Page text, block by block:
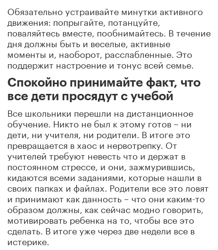
Обязательно устраивайте минутки активного
движения: попрыгайте, потанцуйте,
поваляйтесь вместе, пообнимайтесь. В течение
дня должны быть и веселые, активные
моменты и, наоборот, расслабленные. Это
поддержит настроение и тонус всей семье.
Спокойно принимайте факт, что
все дети просядут с учебой
Все школьники перешли на дистанционное
обучение. Никто не был к этому готов – ни
дети, ни учителя, ни родители. В итоге это
превращается в хаос и нервотрепку. От
учителей требуют невесть что и держат в
постоянном стрессе, и они, зажмурившись,
кидаются всеми заданиями, которые нашли в
своих папках и файлах. Родители все это ловят
и принимают как данность – что они каким-то
образом должны, как сейчас модно говорить,
мотивировать ребенка на то, чтобы все это
сделать. В итоге уже через две недели все в
истерике.